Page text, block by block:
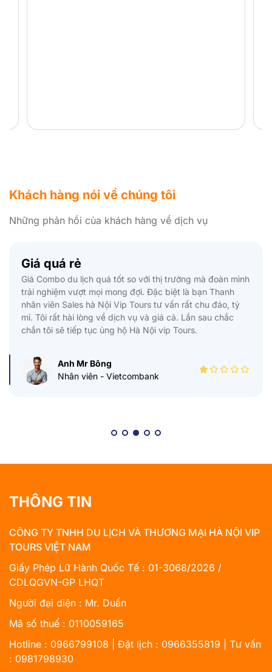
Khách hàng nói về chúng tôi
Những phản hồi của khách hàng về dịch vụ
Giá quá rẻ
Giá Combo du lịch quá tốt so với thị trường mà đoàn mình
trải nghiệm vượt mọi mong đợi. Đặc biệt là bạn Thanh
nhân viên Sales hà Nội Vip Tours tư vấn rất chu đáo, tỷ
mỉ. Tôi rất hài lòng về dịch vụ và giá cả. Lần sau chắc
chắn tôi sẽ tiếp tục ủng hộ Hà Nội vip Tours.
Anh Mr Bông
Nhân viên - Vietcombank
THÔNG TIN
CÔNG TY TNHH DU LỊCH VÀ THƯƠNG MẠI HÀ NỘI VIP
TOURS VIỆT NAM
Giấy Phép Lữ Hành Quốc Tế : 01-3068/2026 /
CDLQGVN-GP LHQT
Người đại diện : Mr. Duẩn
Mã số thuế : 0110059165
Hotline : 0966799108 | Đặt lịch : 0966355819 | Tư vấn
: 0981798930